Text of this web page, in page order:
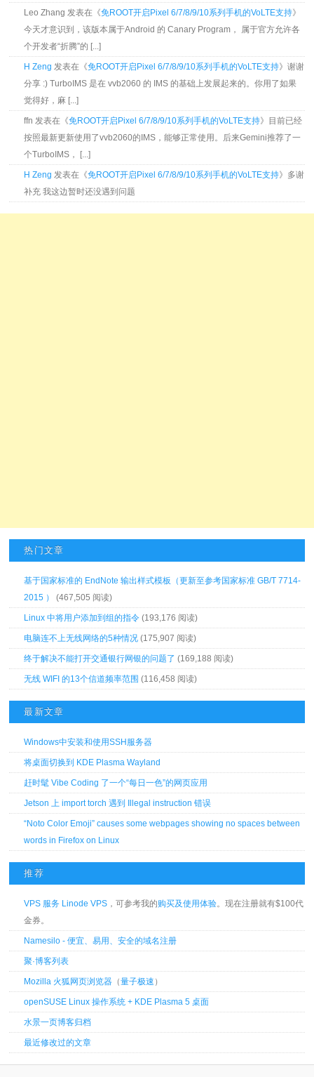
Leo Zhang 发表在《免ROOT开启Pixel 6/7/8/9/10系列手机的VoLTE支持》
今天才意识到，该版本属于Android 的 Canary Program， 属于官方允许各
个开发者“折腾”的 [...]
H Zeng 发表在《免ROOT开启Pixel 6/7/8/9/10系列手机的VoLTE支持》谢谢
分享 :) TurboIMS 是在 vvb2060 的 IMS 的基础上发展起来的。你用了如果
觉得好，麻 [...]
ffn 发表在《免ROOT开启Pixel 6/7/8/9/10系列手机的VoLTE支持》目前已经
按照最新更新使用了vvb2060的IMS，能够正常使用。后来Gemini推荐了一
个TurboIMS， [...]
H Zeng 发表在《免ROOT开启Pixel 6/7/8/9/10系列手机的VoLTE支持》多谢
补充 我这边暂时还没遇到问题
热门文章
基于国家标准的 EndNote 输出样式模板（更新至参考国家标准 GB/T 7714-
2015 ）
(467,505 阅读)
Linux 中将用户添加到组的指令 (193,176 阅读)
电脑连不上无线网络的5种情况 (175,907 阅读)
终于解决不能打开交通银行网银的问题了 (169,188 阅读)
无线 WIFI 的13个信道频率范围 (116,458 阅读)
最新文章
Windows中安装和使用SSH服务器
将桌面切换到 KDE Plasma Wayland
赶时髦 Vibe Coding 了一个“每日一色”的网页应用
Jetson 上 import torch 遇到 Illegal instruction 错误
“Noto Color Emoji” causes some webpages showing no spaces between
words in Firefox on Linux
推荐
VPS 服务 Linode VPS ，可参考我的购买及使用体验。现在注册就有$100代
金券。
Namesilo - 便宜、易用、安全的域名注册
聚·博客列表
Mozilla 火狐网页浏览器 （量子极速 ）
openSUSE Linux 操作系统 + KDE Plasma 5 桌面
水景一页博客归档
最近修改过的文章